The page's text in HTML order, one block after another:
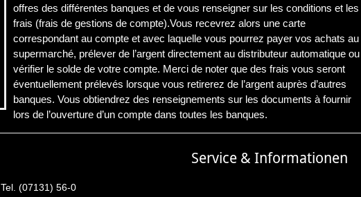
offres des différentes banques et de vous renseigner sur les conditions et les
frais (frais de gestions de compte).Vous recevrez alors une carte
correspondant au compte et avec laquelle vous pourrez payer vos achats au
supermarché, prélever de l’argent directement au distributeur automatique ou
vérifier le solde de votre compte. Merci de noter que des frais vous seront
éventuellement prélevés lorsque vous retirerez de l’argent auprès d’autres
banques. Vous obtiendrez des renseignements sur les documents à fournir
lors de l’ouverture d’un compte dans toutes les banques.
Tel. (07131) 56-0
Service & Informationen